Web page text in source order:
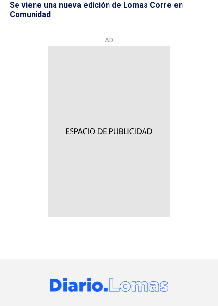
Se viene una nueva edición de Lomas Corre en
Comunidad
― AD ―